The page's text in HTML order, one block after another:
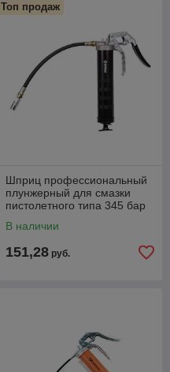
Топ продаж
Шприц профессиональный
плунжерный для смазки
пистолетного типа 345 бар
G5F/PRO/B
В наличии
151,28 руб.